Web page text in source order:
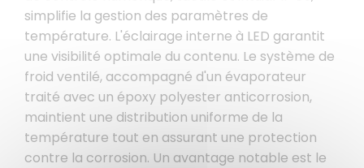
simplifie la gestion des paramètres de
température. L'éclairage interne à LED garantit
une visibilité optimale du contenu. Le système de
froid ventilé, accompagné d'un évaporateur
traité avec un époxy polyester anticorrosion,
maintient une distribution uniforme de la
température tout en assurant une protection
contre la corrosion. Un avantage notable est le